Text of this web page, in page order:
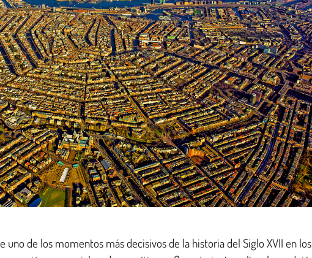
uno de los momentos más decisivos de la historia del Siglo XVII en los